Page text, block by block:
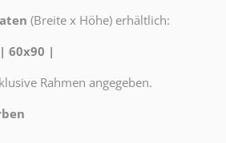
(Breite x Höhe) erhältlich:
60x90 |
Rahmen angegeben.